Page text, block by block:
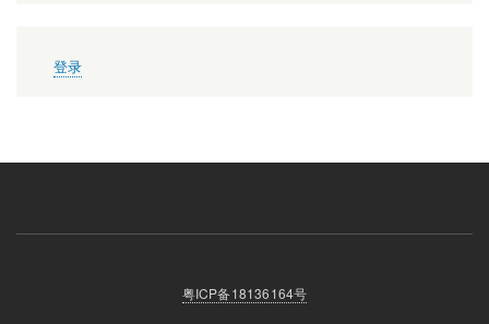
户登录
粤ICP备18136164号